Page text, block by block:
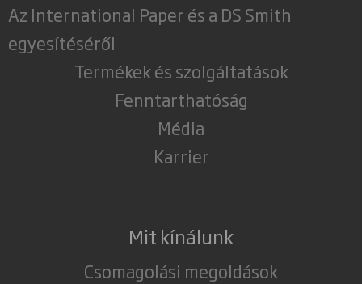
Az International Paper és a DS Smith
egyesítéséről
Termékek és szolgáltatások
Fenntarthatóság
Média
Karrier
Mit kínálunk
Csomagolási megoldások